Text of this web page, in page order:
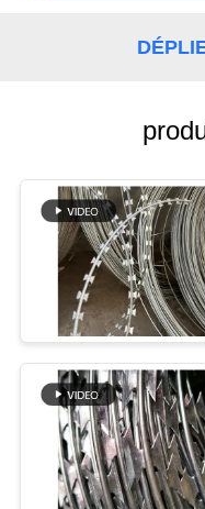
NOUVELLES
DEMANDEZ
UN DEVIS
PLAN
SITE
POLITIQUE
DE